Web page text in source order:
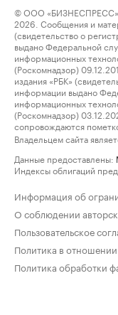
© ООО
2026. Сообщения и
(свидетельство о
выдано Федеральной
информационных
(Роскомнадзор)
издания «РБК»
информации выдано
информационных
(Роскомнадзор)
сопровождаются
Владельцем сайта
Данные предоставлены:
Индексы облигаций
Информация об
О соблюдении
Пользовательское
Политика в
Политика обработки